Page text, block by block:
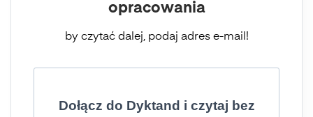
opracowania
by czytać dalej, podaj adres e-mail!
Dołącz do Dyktand i czytaj bez